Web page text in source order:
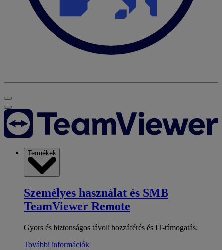
Termékek
Személyes használat és SMB
TeamViewer Remote
Gyors és biztonságos távoli hozzáférés és IT-támogatás.
További információk